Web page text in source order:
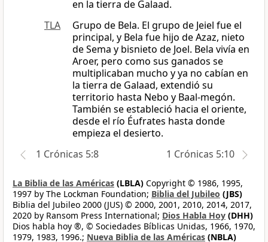
en la tierra de Galaad.
TLA
Grupo de Bela. El grupo de Jeiel fue el
principal, y Bela fue hijo de Azaz, nieto
de Sema y bisnieto de Joel. Bela vivía en
Aroer, pero como sus ganados se
multiplicaban mucho y ya no cabían en
la tierra de Galaad, extendió su
territorio hasta Nebo y Baal-megón.
También se estableció hacia el oriente,
desde el río Éufrates hasta donde
empieza el desierto.
1 Crónicas 5:8
1 Crónicas 5:10
La Biblia de las Américas (LBLA) Copyright © 1986, 1995,
1997 by The Lockman Foundation; Biblia del Jubileo (JBS)
Biblia del Jubileo 2000 (JUS) © 2000, 2001, 2010, 2014, 2017,
2020 by Ransom Press International; Dios Habla Hoy (DHH)
Dios habla hoy ®, © Sociedades Bíblicas Unidas, 1966, 1970,
1979, 1983, 1996.; Nueva Biblia de las Américas (NBLA)